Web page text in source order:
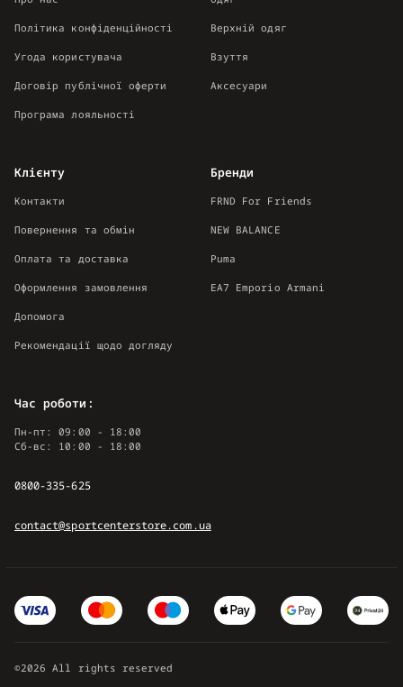
Верхній одяг
Взуття
Аксесуари
Політика конфіденційності
Угода користувача
Договір публічної оферти
Програма лояльності
Клієнту
Контакти
Повернення та обмін
Оплата та доставка
Оформлення замовлення
Допомога
Рекомендації щодо догляду
Бренди
FRND For Friends
NEW BALANCE
Puma
EA7 Emporio Armani
Час роботи:
Пн-пт: 09:00 - 18:00
Сб-вс: 10:00 - 18:00
0800-335-625
contact@sportcenterstore.com.ua
©2026 All rights reserved